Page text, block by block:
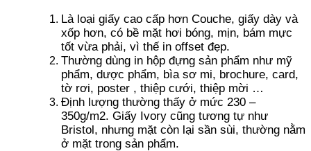
Là loại giấy cao cấp hơn Couche, giấy dày và
xốp hơn, có bề mặt hơi bóng, mịn, bám mực
tốt vừa phải, vì thế in offset đẹp.
Thường dùng in hộp đựng sản phẩm như mỹ
phẩm, dược phẩm, bìa sơ mi, brochure, card,
tờ rơi, poster , thiệp cưới, thiệp mời …
Định lượng thường thấy ở mức 230 –
350g/m2. Giấy Ivory cũng tương tự như
Bristol, nhưng mặt còn lại sần sùi, thường nằm
ở mặt trong sản phẩm.